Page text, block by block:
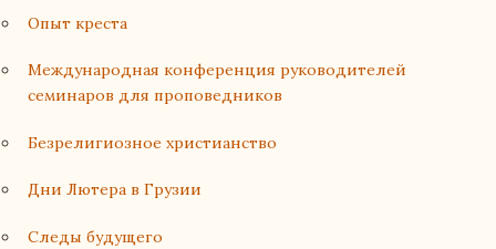
Опыт креста
Международная конференция руководителей
семинаров для проповедников
Безрелигиозное христианство
Дни Лютера в Грузии
Следы будущего